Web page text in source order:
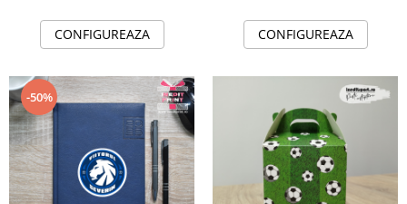
CONFIGUREAZA CONFIGUREAZA
-50%